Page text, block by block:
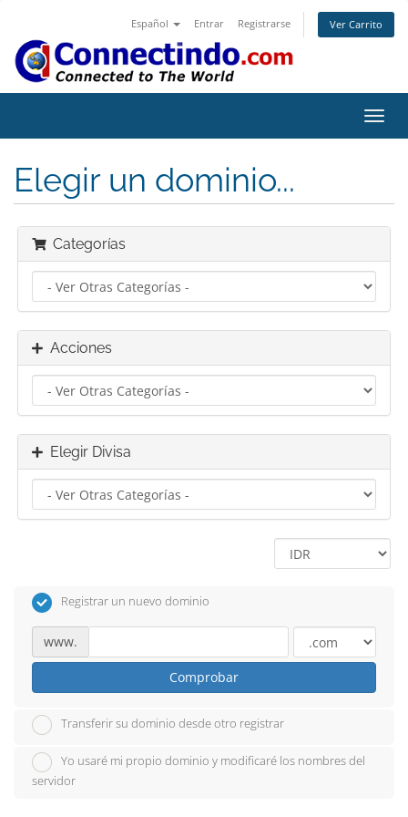
Español Entrar Registrarse Ver Carrito
Elegir un dominio...
Categorías
Acciones
Elegir Divisa
Registrar un nuevo dominio
www.
Comprobar
Transferir su dominio desde otro registrar
Yo usaré mi propio dominio y modificaré los nombres del
servidor